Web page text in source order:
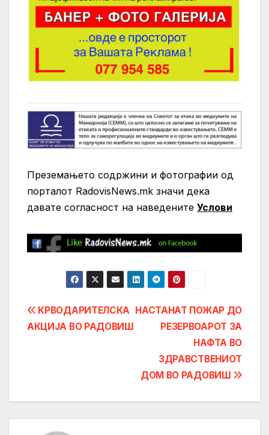
Преземањето содржини и фотографии од
порталот RadovisNews.mk значи дека
давате согласност на нaведените Услови
Post
navigation
НАСТАНАТ ПОЖАР ДО
РЕЗЕРВОАРОТ ЗА
НАФТА ВО
ЗДРАВСТВЕНИОТ
ДОМ ВО РАДОВИШ
КРВОДАРИТЕЛСКА
АКЦИЈА ВО РАДОВИШ